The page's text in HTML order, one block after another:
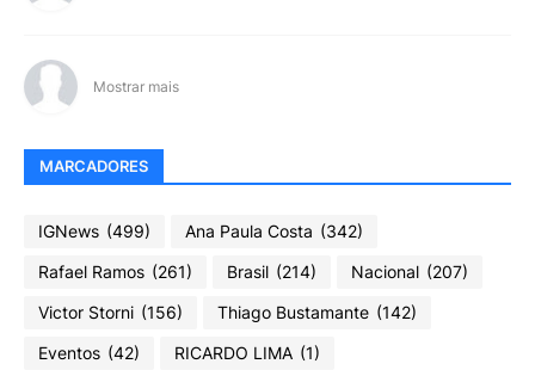
Mostrar mais
MARCADORES
IGNews (499) Ana Paula Costa (342)
Rafael Ramos (261) Brasil (214) Nacional (207)
Victor Storni (156) Thiago Bustamante (142)
Eventos (42) RICARDO LIMA (1)